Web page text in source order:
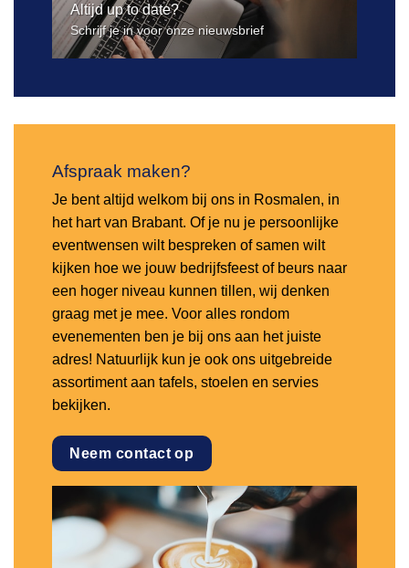
Altijd up to date?
Schrijf je in voor onze nieuwsbrief
Afspraak maken?
Je bent altijd welkom bij ons in Rosmalen, in
het hart van Brabant. Of je nu je persoonlijke
eventwensen wilt bespreken of samen wilt
kijken hoe we jouw bedrijfsfeest of beurs naar
een hoger niveau kunnen tillen, wij denken
graag met je mee. Voor alles rondom
evenementen ben je bij ons aan het juiste
adres! Natuurlijk kun je ook ons uitgebreide
assortiment aan tafels, stoelen en servies
bekijken.
Neem contact op